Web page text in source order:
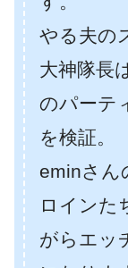
やる夫の
大神隊長
のパーテ
を検証。
eminさん
ロインた
がらエッ